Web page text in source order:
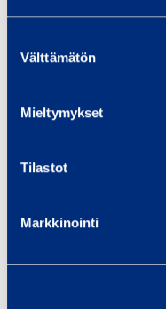
valinta
Välttämätön
Mieltymykset
Tilastot
Markkinointi